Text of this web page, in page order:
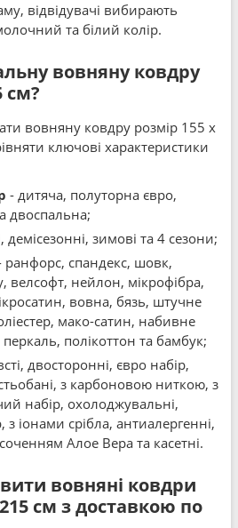
відвідувачі вибирають
та білий колір.
вовняну ковдру
см?
вовняну ковдру розмір 155 x
ключові характеристики
- дитяча, полуторна євро,
двоспальна;
демісезонні, зимові та 4 сезони;
ранфорс, спандекс, шовк,
велсофт, нейлон, мікрофібра,
вовна, бязь, штучне
мако-сатин, набивне
перкаль, полікоттон та бамбук;
двосторонні, євро набір,
з карбоновою ниткою, з
набір, охолоджувальні,
іонами срібла, антиалергенні,
Алое Вера та касетні.
вовняні ковдри
см з доставкою по